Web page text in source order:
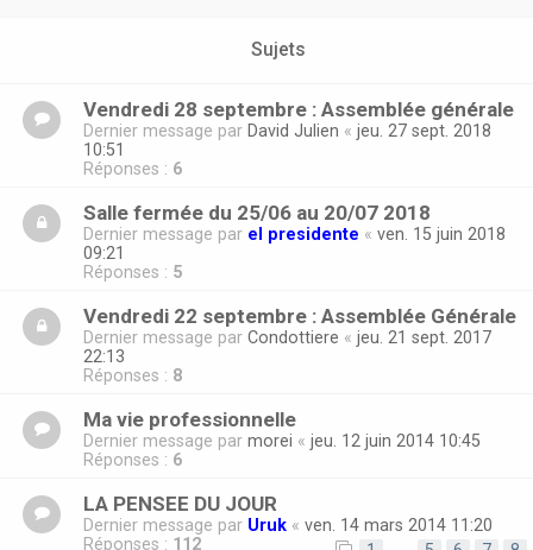
Sujets
Vendredi 28 septembre : Assemblée générale
Dernier message par David Julien « jeu. 27 sept. 2018
10:51
Réponses : 6
Salle fermée du 25/06 au 20/07 2018
Dernier message par el presidente « ven. 15 juin 2018
09:21
Réponses : 5
Vendredi 22 septembre : Assemblée Générale
Dernier message par Condottiere « jeu. 21 sept. 2017
22:13
Réponses : 8
Ma vie professionnelle
Dernier message par morei « jeu. 12 juin 2014 10:45
Réponses : 6
LA PENSEE DU JOUR
Dernier message par Uruk « ven. 14 mars 2014 11:20
Réponses : 112